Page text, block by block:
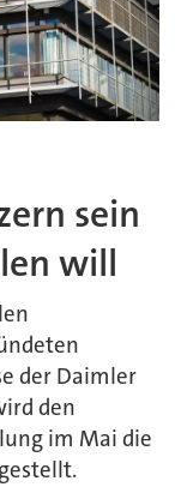
sein
will
der Daimler
den
im Mai die